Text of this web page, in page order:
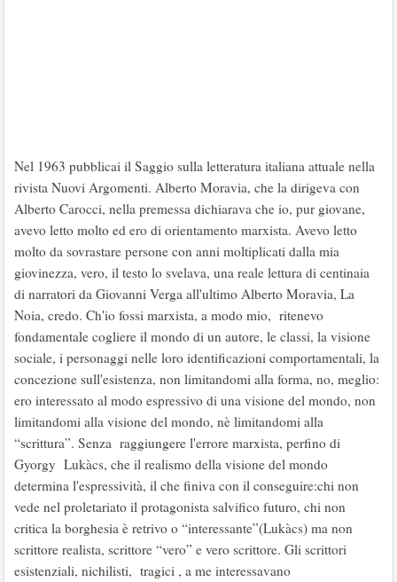
Nel 1963 pubblicai il Saggio sulla letteratura italiana attuale nella
rivista Nuovi Argomenti. Alberto Moravia, che la dirigeva con
Alberto Carocci, nella premessa dichiarava che io, pur giovane,
avevo letto molto ed ero di orientamento marxista. Avevo letto
molto da sovrastare persone con anni moltiplicati dalla mia
giovinezza, vero, il testo lo svelava, una reale lettura di centinaia
di narratori da Giovanni Verga all'ultimo Alberto Moravia, La
Noia, credo. Ch'io fossi marxista, a modo mio, ritenevo
fondamentale cogliere il mondo di un autore, le classi, la visione
sociale, i personaggi nelle loro identificazioni comportamentali, la
concezione sull'esistenza, non limitandomi alla forma, no, meglio:
ero interessato al modo espressivo di una visione del mondo, non
limitandomi alla visione del mondo, nè limitandomi alla
“scrittura”. Senza raggiungere l'errore marxista, perfino di
Gyorgy Lukàcs, che il realismo della visione del mondo
determina l'espressività, il che finiva con il conseguire:chi non
vede nel proletariato il protagonista salvifico futuro, chi non
critica la borghesia è retrivo o “interessante”(Lukàcs) ma non
scrittore realista, scrittore “vero” e vero scrittore. Gli scrittori
esistenziali, nichilisti, tragici , a me interessavano